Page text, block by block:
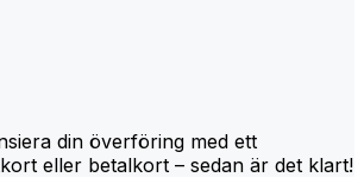
din överföring med ett
eller betalkort – sedan är det klart!